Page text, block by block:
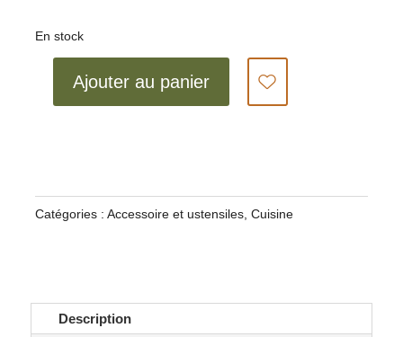
En stock
Ajouter au panier
Catégories : Accessoire et ustensiles, Cuisine
Description